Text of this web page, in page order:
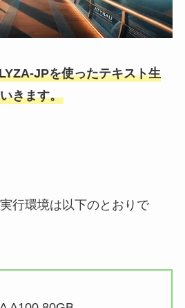
JPを使ったテキスト生
きます。
行環境は以下のとおりで